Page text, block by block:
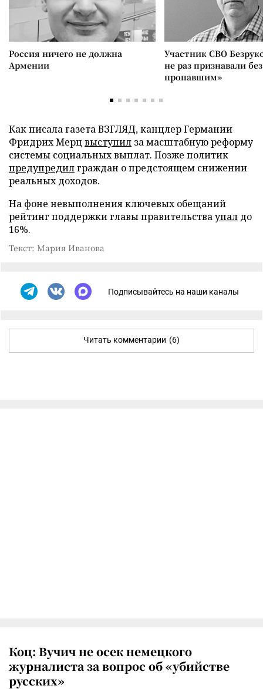
Россия ничего не должна
Армении
Участник СВО
не раз признавали
пропавшим»
Как писала газета ВЗГЛЯД, канцлер Германии
Фридрих Мерц выступил за масштабную реформу
системы социальных выплат. Позже политик
предупредилграждан о предстоящем снижении
реальных доходов.
На фоне невыполнения ключевых обещаний
рейтинг поддержки главы правительстваупал до
16%.
Текст: Мария Иванова
Подписывайтесь на наши каналы
Читать комментарии (6)
Коц: Вучич не осек немецкого
журналиста за вопрос об «убийстве
русских»